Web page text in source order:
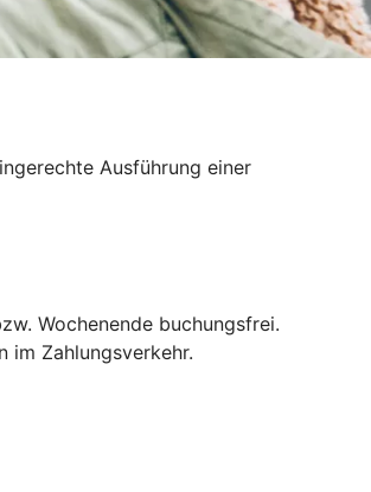
Ausführung einer
Wochenende buchungsfrei.
im Zahlungsverkehr.